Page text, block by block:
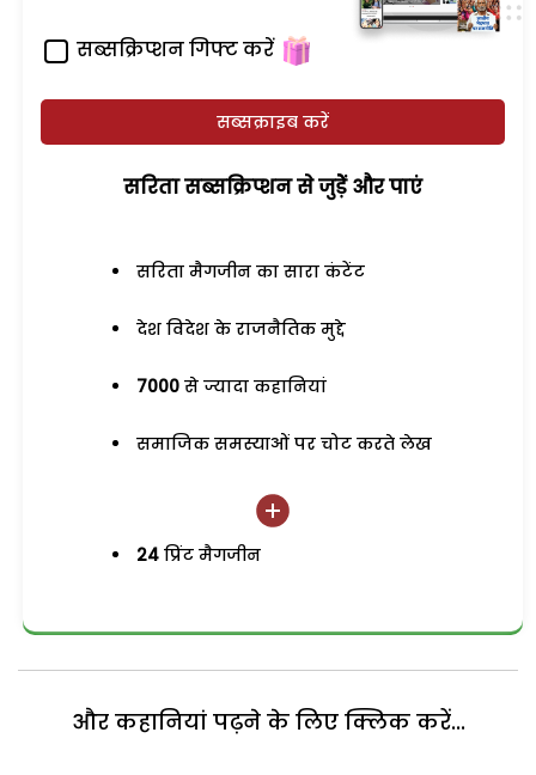
सब्सक्रिप्शन गिफ्ट करें
सब्सक्राइब करें
सरिता सब्सक्रिप्शन से जुड़ेें और पाएं
सरिता मैगजीन का सारा कंटेंट
देश विदेश के राजनैतिक मुद्दे
7000 से ज्यादा कहानियां
समाजिक समस्याओं पर चोट करते लेख
24 प्रिंट मैगजीन
और कहानियां पढ़ने के लिए क्लिक करें...